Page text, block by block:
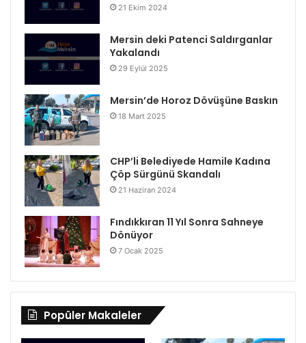
21 Ekim 2024
Mersin deki Patenci Saldırganlar
Yakalandı
29 Eylül 2025
Mersin’de Horoz Dövüşüne Baskın
18 Mart 2025
CHP’li Belediyede Hamile Kadına
Çöp Sürgünü Skandalı
21 Haziran 2024
Fındıkkıran 11 Yıl Sonra Sahneye
Dönüyor
7 Ocak 2025
Popüler Makaleler